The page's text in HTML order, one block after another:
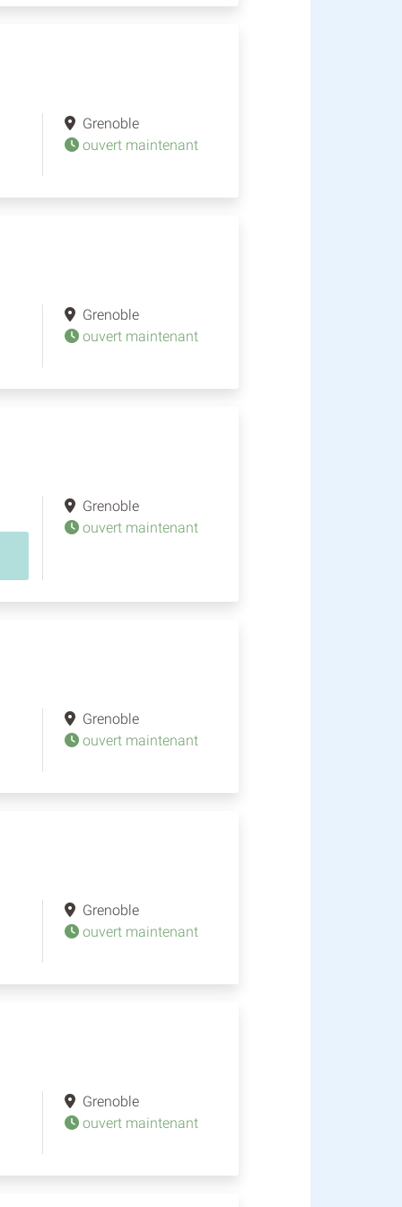
Grenoble
ouvert maintenant
Grenoble
ouvert maintenant
Grenoble
ouvert maintenant
Grenoble
ouvert maintenant
Grenoble
ouvert maintenant
Grenoble
ouvert maintenant